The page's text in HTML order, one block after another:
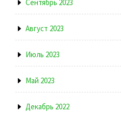
Сентябрь 2023
Август 2023
Июль 2023
Май 2023
Декабрь 2022